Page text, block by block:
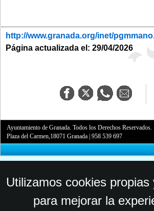
http://www.granada.org/inet/
Página actualizada el: 29/04/2026
Ayuntamiento de Granada. Todos los Derechos Reservados.
Plaza del Carmen,18071 Granada |958 539 697
Utilizamos cookies
para mejorar la